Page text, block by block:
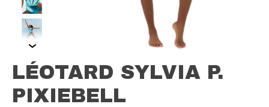
LÉOTARD SYLVIA P.
PIXIEBELL